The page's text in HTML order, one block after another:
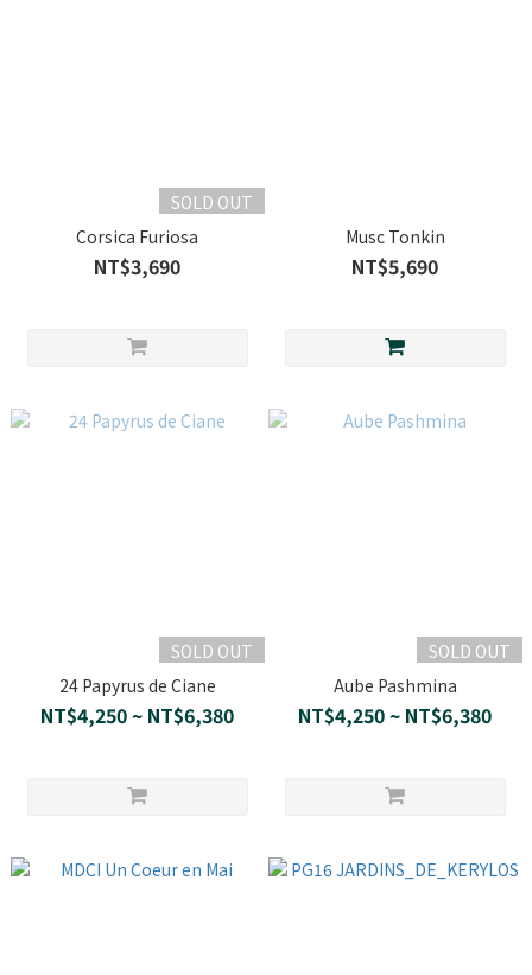
SOLD OUT
Corsica Furiosa
NT$3,690
Musc Tonkin
NT$5,690
SOLD OUT
24 Papyrus de Ciane
NT$4,250 ~ NT$6,380
SOLD OUT
Aube Pashmina
NT$4,250 ~ NT$6,380